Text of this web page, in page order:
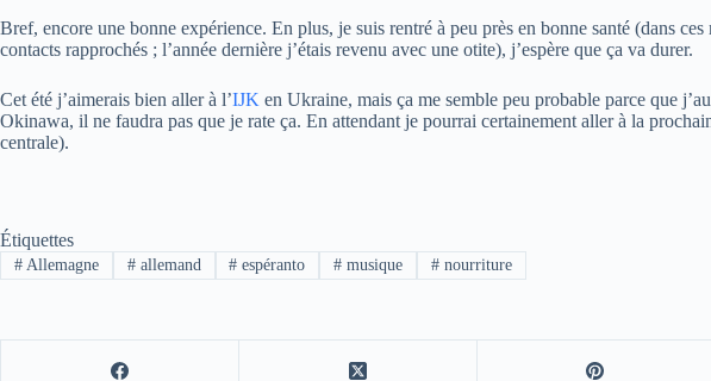
Bref, encore une bonne expérience. En plus, je suis rentré à peu près en bonne santé (dans
contacts rapprochés ; l’année dernière j’étais revenu avec une otite), j’espère que ça va durer.
Cet été j’aimerais bien aller à l’IJK en Ukraine, mais ça me semble peu probable parce que
Okinawa, il ne faudra pas que je rate ça. En attendant je pourrai certainement aller à la
centrale).
Étiquettes
#Allemagne #allemand # espéranto # musique # nourriture